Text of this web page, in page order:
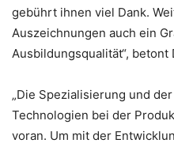
gebührt ihnen viel Dank.
Auszeichnungen auch ein
Ausbildungsqualität“,
„Die Spezialisierung und
Technologien bei der
voran. Um mit der